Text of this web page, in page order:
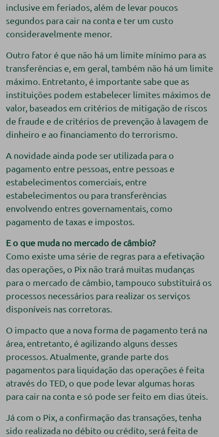
inclusive em feriados, além de levar poucos
segundos para cair na conta e ter um custo
consideravelmente menor.
Outro fator é que não há um limite mínimo para as
transferências e, em geral, também não há um limite
máximo. Entretanto, é importante sabe que as
instituições podem estabelecer limites máximos de
valor, baseados em critérios de mitigação de riscos
de fraude e de critérios de prevenção à lavagem de
dinheiro e ao financiamento do terrorismo.
A novidade ainda pode ser utilizada para o
pagamento entre pessoas, entre pessoas e
estabelecimentos comerciais, entre
estabelecimentos ou para transferências
envolvendo entres governamentais, como
pagamento de taxas e impostos.
E o que muda no mercado de câmbio?
Como existe uma série de regras para a efetivação
das operações, o Pix não trará muitas mudanças
para o mercado de câmbio, tampouco substituirá os
processos necessários para realizar os serviços
disponíveis nas corretoras.
O impacto que a nova forma de pagamento terá na
área, entretanto, é agilizando alguns desses
processos. Atualmente, grande parte dos
pagamentos para liquidação das operações é feita
através do TED, o que pode levar algumas horas
para cair na conta e só pode ser feito em dias úteis.
Já com o Pix, a confirmação das transações, tenha
sido realizada no débito ou crédito, será feita de